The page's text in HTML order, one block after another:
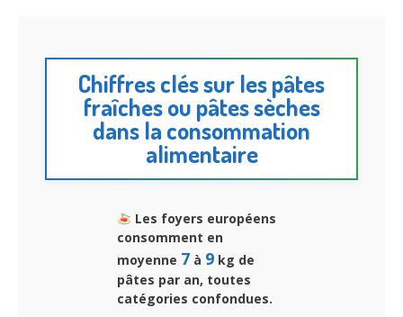
Chiffres clés sur les pâtes
fraîches ou pâtes sèches
dans la consommation
alimentaire
Les foyers européens
consomment en
moyenne 7 à 9 kg de
pâtes par an, toutes
catégories confondues.